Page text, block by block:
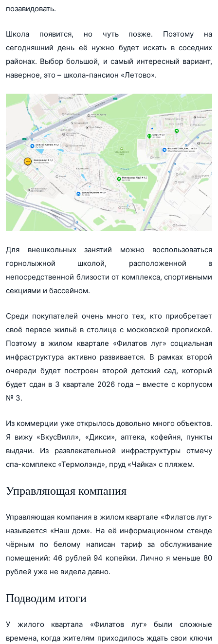
позавидовать.
Школа появится, но чуть позже. Поэтому на
сегодняшний день её нужно будет искать в соседних
районах. Выбор большой, и самый интересный вариант,
наверное, это – школа-пансион «Летово».
Для внешкольных занятий можно воспользоваться
горнолыжной школой, расположенной в
непосредственной близости от комплекса, спортивными
секциями и бассейном.
Среди покупателей очень много тех, кто приобретает
своё первое жильё в столице с московской пропиской.
Поэтому в жилом квартале «Филатов луг» социальная
инфраструктура активно развивается. В рамках второй
очереди будет построен второй детский сад, который
будет сдан в 3 квартале 2026 года – вместе с корпусом
№ 3.
Из коммерции уже открылось довольно много объектов.
Я вижу «ВкусВилл», «Дикси», аптека, кофейня, пункты
выдачи. Из развлекательной инфраструктуры отмечу
спа-комплекс «Термолэнд», пруд «Чайка» с пляжем.
Управляющая компания
Управляющая компания в жилом квартале «Филатов луг»
называется «Наш дом». На её информационном стенде
чёрным по белому написан тариф за обслуживание
помещений: 46 рублей 94 копейки. Лично я меньше 80
рублей уже не видела давно.
Подводим итоги
У жилого квартала «Филатов луг» были сложные
времена, когда жителям приходилось ждать свои ключи